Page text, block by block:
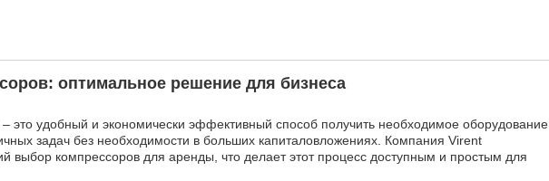
оптимальное решение для бизнеса
это удобный и экономически эффективный способ получить необходимое оборудование
задач без необходимости в больших капиталовложениях. Компания Virent
выбор компрессоров для аренды, что делает этот процесс доступным и простым для